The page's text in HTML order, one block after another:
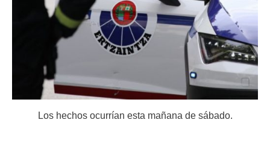
Los hechos ocurrían esta mañana de sábado.